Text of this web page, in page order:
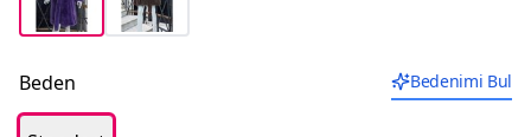
Beden Bedenimi Bul